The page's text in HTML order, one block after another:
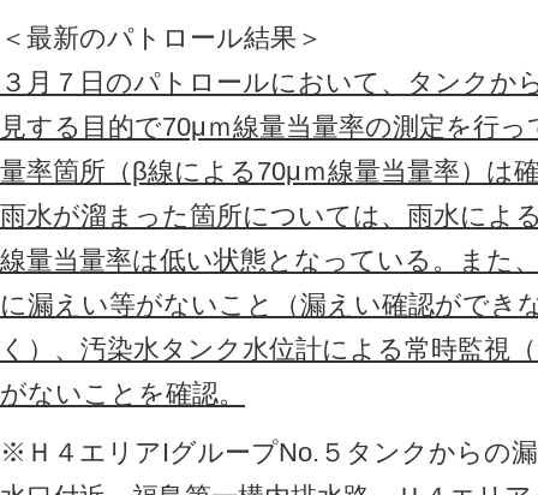
＜最新のパトロール結果＞
３月７日のパトロールにおいて、タンクか
見する目的で70μｍ線量当量率の測定を行
量率箇所（β線による70μｍ線量当量率）は
雨水が溜まった箇所については、雨水によ
線量当量率は低い状態となっている。また
に漏えい等がないこと（漏えい確認ができ
く）、汚染水タンク水位計による常時監視
がないことを確認。
※Ｈ４エリアIグループNo.５タンクからの